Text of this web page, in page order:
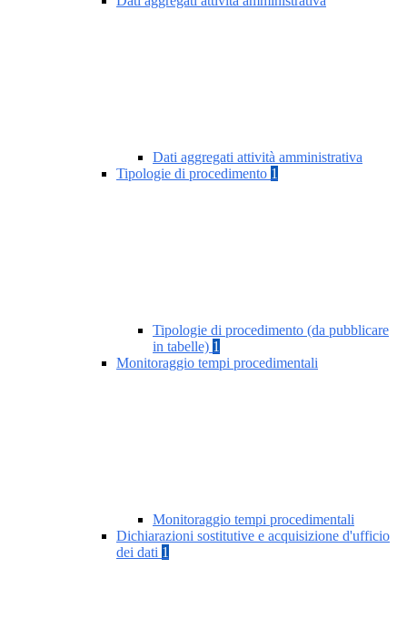
Dati aggregati attività amministrativa
Tipologie di procedimento 1
Tipologie di procedimento (da pubblicare
in tabelle) 1
Monitoraggio tempi procedimentali
Monitoraggio tempi procedimentali
Dichiarazioni sostitutive e acquisizione d'ufficio
dei dati 1